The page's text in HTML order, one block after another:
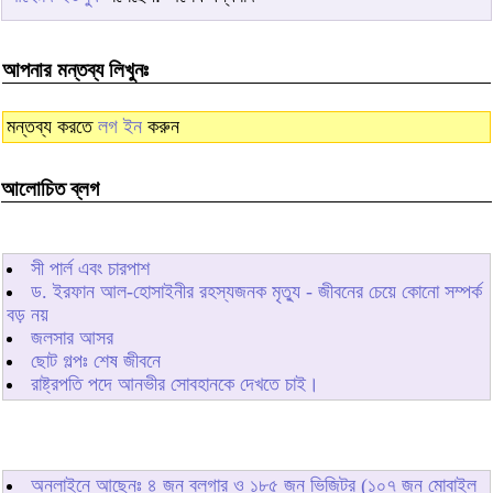
আপনার মন্তব্য লিখুনঃ
মন্তব্য করতে লগ ইন করুন
আলোচিত ব্লগ
সী পার্ল এবং চারপাশ
ড. ইরফান আল-হোসাইনীর রহস্যজনক মৃত্যু - জীবনের চেয়ে কোনো সম্পর্ক
বড় নয়
জলসার আসর
ছোট গল্পঃ শেষ জীবনে
রাষ্ট্রপতি পদে আনভীর সোবহানকে দেখতে চাই।
অনলাইনে আছেনঃ ৪ জন ব্লগার ও ১৮৫ জন ভিজিটর (১০৭ জন মোবাইল